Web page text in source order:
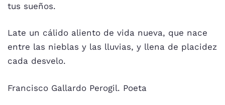
tus sueños.
Late un cálido aliento de vida nueva, que nace
entre las nieblas y las lluvias, y llena de placidez
cada desvelo.
Francisco Gallardo Perogil. Poeta